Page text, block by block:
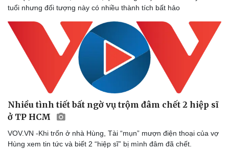
tuổi nhưng đối tượng này có nhiều thành tích bất hảo
Nhiều tình tiết bất ngờ vụ trộm đâm chết 2 hiệp sĩ
ở TP HCM
VOV.VN -Khi trốn ở nhà Hùng, Tài “mụn” mượn điện thoại của vợ
Hùng xem tin tức và biết 2 “hiệp sĩ” bị mình đâm đã chết.